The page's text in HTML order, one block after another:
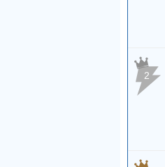
2